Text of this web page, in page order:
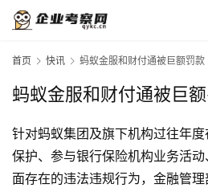
首
页
首页 快讯 蚂蚁金服和财付通被巨额罚款
蚂蚁金服和财付通被巨
针对蚂蚁集团及旗下机构过往年
保护、参与银行保险机构业务活
面存在的违法违规行为，金融管